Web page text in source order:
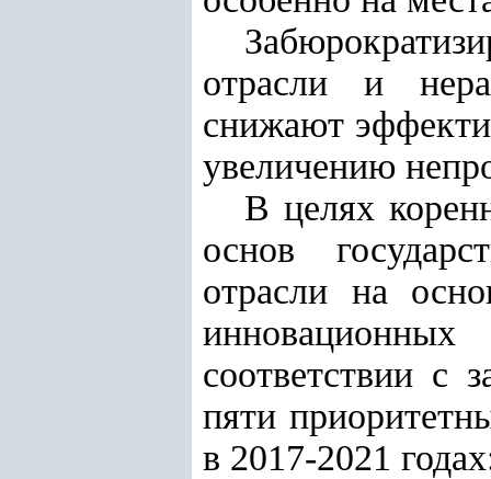
отрасли и
снижают
увеличению
В целях
основ
отрасли на
соответствии с
пяти
в 2017-2021